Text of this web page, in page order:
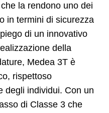
la rendono uno dei
in termini di sicurezza
di un innovativo
della
Medea 3T è
rispettoso
degli individui. Con un
di Classe 3 che